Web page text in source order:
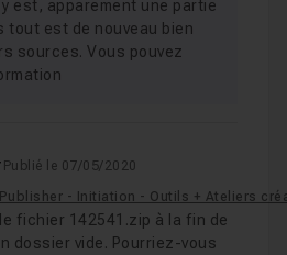
est, apparement une partie
tout est de nouveau bien
sources. Vous pouvez
Publié le 07/05/2020
Publisher - Initiation - Outils + Ateliers
fichier 142541.zip à la fin de
dossier vide. Pourriez-vous